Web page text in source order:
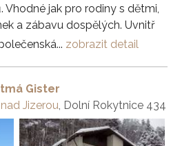
Vhodné jak pro rodiny s dětmi,
a zábavu dospělých. Uvnitř
zobrazit detail
Gister
Jizerou, Dolní Rokytnice 434